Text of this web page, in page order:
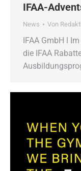
IFAA-
News Von
IFAA GmbH ǀ
die IFAA